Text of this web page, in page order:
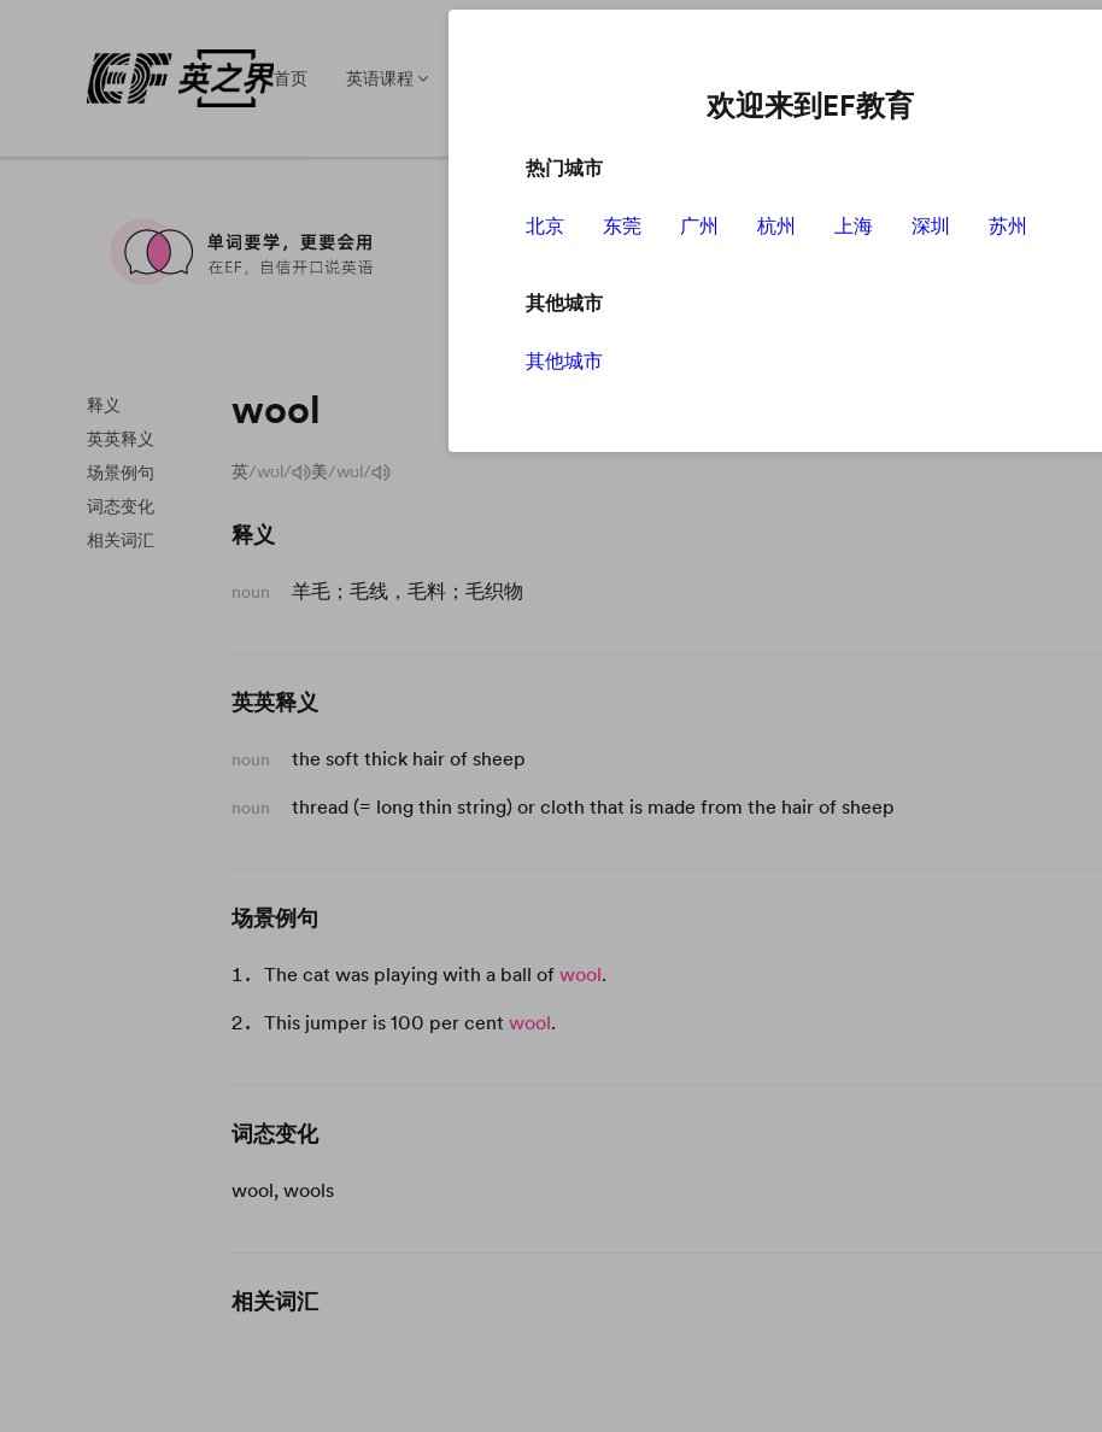
首页 英语课程
释义
英英释义
场景例句
词态变化
相关词汇
wool
英/wʊl/ 美/wʊl/
释义
noun 羊毛；毛线，毛料；毛织物
英英释义
noun the soft thick hair of sheep
noun thread (= long thin string) or cloth that is made from the hair of sheep
场景例句
The cat was playing with a ball ofwool.
This jumper is 100 per cent wool.
词态变化
wool, wools
相关词汇
欢迎来到EF教育
热门城市
北京 东莞 广州 杭州 上海 深圳 苏州
其他城市
其他城市